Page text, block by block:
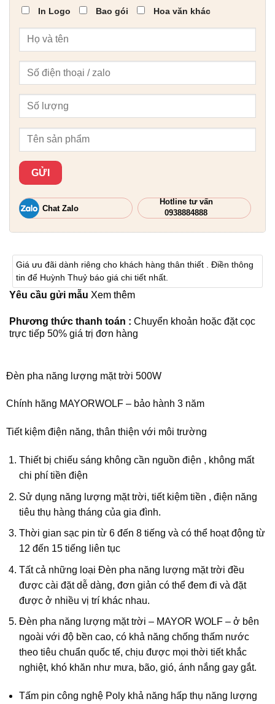
In Logo Bao gói Hoa văn khác
Chat Zalo
Hotline tư vấn
0938884888
Giá ưu đãi dành riêng cho khách hàng thân thiết . Điền thông
tin để Huỳnh Thuỷ báo giá chi tiết nhất.
Yêu cầu gửi mẫu Xem thêm
Phương thức thanh toán : Chuyển khoản hoặc đặt cọc
trực tiếp 50% giá trị đơn hàng
Đèn pha năng lượng mặt trời 500W
Chính hãng MAYORWOLF – bảo hành 3 năm
Tiết kiệm điện năng, thân thiện với môi trường
Thiết bị chiếu sáng không cần nguồn điện , không mất
chi phí tiền điện
Sử dụng năng lượng mặt trời, tiết kiệm tiền , điện năng
tiêu thụ hàng tháng của gia đình.
Thời gian sạc pin từ 6 đến 8 tiếng và có thể hoạt động từ
12 đến 15 tiếng liên tục
Tất cả những loại Đèn pha năng lượng mặt trời đều
được cài đặt dễ dàng, đơn giản có thể đem đi và đặt
được ở nhiều vị trí khác nhau.
Đèn pha năng lượng mặt trời – MAYOR WOLF – ở bên
ngoài với độ bền cao, có khả năng chống thấm nước
theo tiêu chuẩn quốc tế, chịu được mọi thời tiết khắc
nghiệt, khó khăn như mưa, bão, gió, ánh nắng gay gắt.
Tấm pin công nghệ Poly khả năng hấp thụ năng lượng